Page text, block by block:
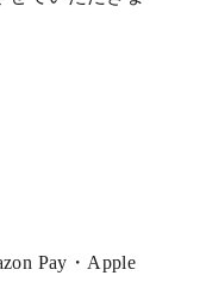
Pay・Apple